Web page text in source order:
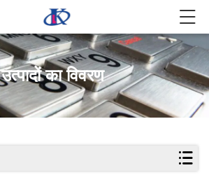
उत्पादों का विवरण